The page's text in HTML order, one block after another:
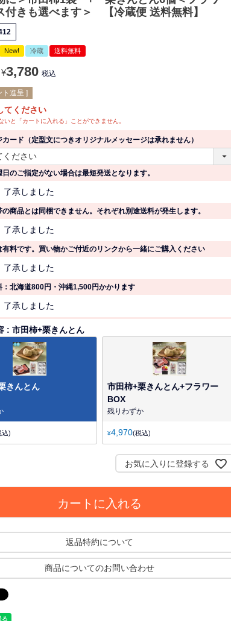
付きも選べます＞ 【冷蔵便 送料無料】
New! 冷蔵 送料無料
¥3,780 税込
ト進呈 ]
てください
いと「カートに入れる」ことができません。
カード（定型文につきオリジナルメッセージは承れません）
必
日のご指定がない場合は最短発送となります。
須
了承しました
の商品とは同梱できません。それぞれ別途送料が発生します。
了承しました
有料です。買い物かご付近のリンクから一緒にご購入ください
了承しました
北海道800円・沖縄1,500円かかります
了承しました
市田柿+栗きんとん
きんとん
込
市田柿+栗きんとん+フラワー
BOX
残りわずか
¥4,970 税込
お気に入りに登録する
カートに入れる
返品特約について
商品についてのお問い合わせ